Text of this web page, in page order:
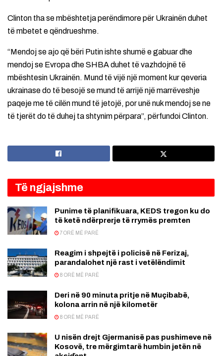
Clinton tha se mbështetja perëndimore për Ukrainën duhet
të mbetet e qëndrueshme.
“Mendoj se ajo që bëri Putin ishte shumë e gabuar dhe
mendoj se Evropa dhe SHBA duhet të vazhdojnë të
mbështesin Ukrainën. Mund të vijë një moment kur qeveria
ukrainase do të besojë se mund të arrijë një marrëveshje
paqeje me të cilën mund të jetojë, por unë nuk mendoj se ne
të tjerët do të duhej ta shtynim përpara”, përfundoi Clinton.
Të ngjajshme
Punime të planifikuara, KEDS tregon ku do
të ketë ndërprerje të rrymës premten
7 ORË MË PARË
Reagim i shpejtë i policisë në Ferizaj,
parandalohet një rast i vetëlëndimit
8 ORË MË PARË
Deri në 90 minuta pritje në Muçibabë,
kolona arrin në një kilometër
8 ORË MË PARË
U nisën drejt Gjermanisë pas pushimeve në
Kosovë, tre mërgimtarë humbin jetën në